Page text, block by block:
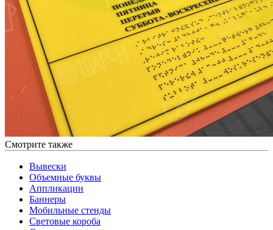
Смотрите также
Вывески
Объемные буквы
Аппликации
Баннеры
Мобильные стенды
Световые короба